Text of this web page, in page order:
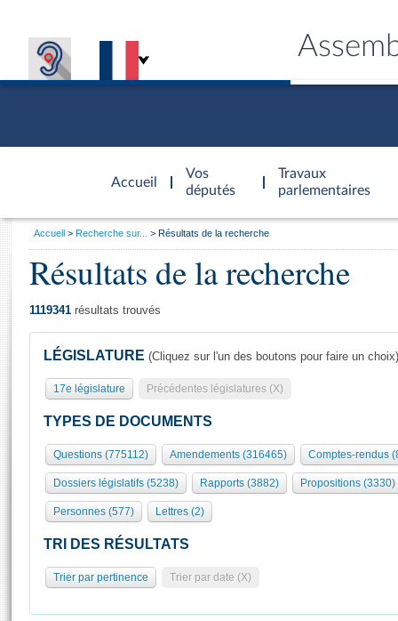
Accueil
d'accueil
Vos
députés
Travaux
parlementaires
Présidence
577 députés
Groupes politiques
Élections législatives
Séance publique
Commissions et autres organes
Europe et International
Contrôle et évaluation
Congrès
Pétitions
Général
Rôle et pouvoirs de l'Assemblée
Organisation de l'Assemblée
Présidence Conférence des Présidents Bureau Collège des
Statistiques et chiffres clés
Transparence et déontologie
Visiter l'Assemblée
Visite virtuelle du palais Bourbon
Assister à une séance
Accès des chercheurs à l’Assemblée
Les évènements
Vous
Accueil Recherche sur... Résultats de la recherche
Résultats de la recherche
1119341 résultats trouvés
LÉGISLATURE (Cliquez sur l'un des boutons pour faire un choix)
17e législature Précédentes législatures (X)
TYPES DE DOCUMENTS
Questions (775112) Amendements (316465) Comptes-rendus
Dossiers législatifs (5238) Rapports (3882) Propositions (3330)
Personnes (577) Lettres (2)
TRI DES RÉSULTATS
Trier par pertinence Trier par date (X)